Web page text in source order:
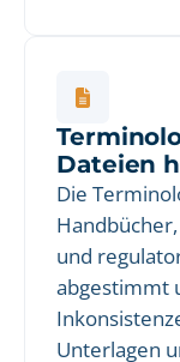
Dateien
Die
und
abgestimmt
Unterlagen